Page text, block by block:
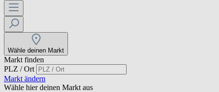
Wähle deinen Markt
Markt finden
PLZ / Ort
Markt ändern
Wähle hier deinen Markt aus